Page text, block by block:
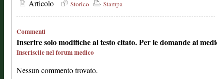
Articolo Storico Stampa
Commenti
Inserire solo modifiche al testo citato. Per le domande ai
Inseriscile nel forum medico
Nessun commento trovato.